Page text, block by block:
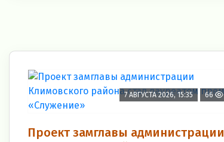
7 АВГУСТА 2026, 15:35 66
Проект замглавы администрации